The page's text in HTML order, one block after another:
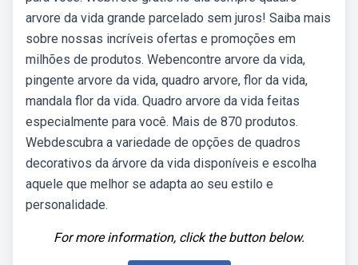
arvore da vida grande parcelado sem juros! Saiba mais
sobre nossas incríveis ofertas e promoções em
milhões de produtos. Webencontre arvore da vida,
pingente arvore da vida, quadro arvore, flor da vida,
mandala flor da vida. Quadro arvore da vida feitas
especialmente para você. Mais de 870 produtos.
Webdescubra a variedade de opções de quadros
decorativos da árvore da vida disponíveis e escolha
aquele que melhor se adapta ao seu estilo e
personalidade.
For more information, click the button below.